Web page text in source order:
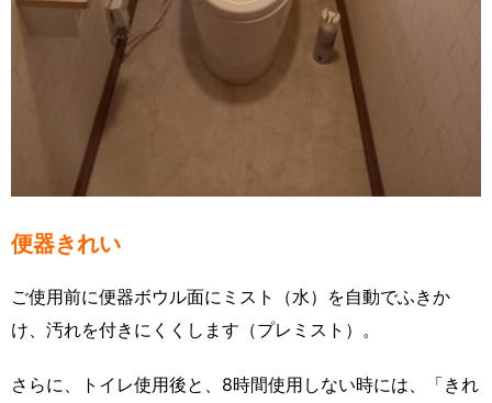
便器きれい
ご使用前に便器ボウル面にミスト（水）を自動でふきか
け、汚れを付きにくくします（プレミスト）。
さらに、トイレ使用後と、8時間使用しない時には、「きれ